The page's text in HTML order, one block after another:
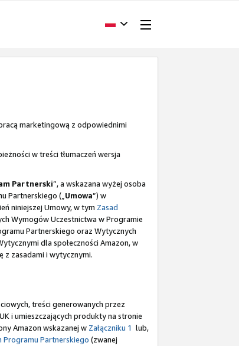
marketingową z odpowiednimi
w treści tłumaczeń wersja
Partnerski”, a wskazana wyżej osoba
Partnerskiego („Umowa”) w
niniejszej Umowy, w tym Zasad
Wymogów Uczestnictwa w Programie
Partnerskiego oraz Wytycznych
dla społeczności Amazon, w
z zasadami i wytycznymi.
treści generowanych przez
i umieszczających produkty na stronie
Amazon wskazanej w Załączniku 1 lub,
Programu Partnerskiego (zwanej